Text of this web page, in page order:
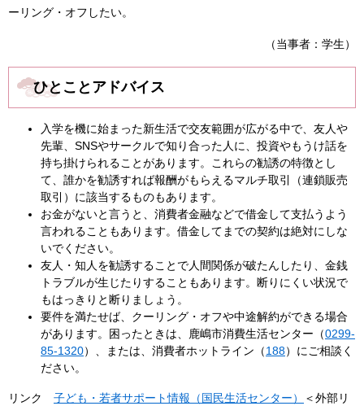
ーリング・オフしたい。
（当事者：学生）
ひとことアドバイス
入学を機に始まった新生活で交友範囲が広がる中で、友人や
先輩、SNSやサークルで知り合った人に、投資やもうけ話を
持ち掛けられることがあります。これらの勧誘の特徴とし
て、誰かを勧誘すれば報酬がもらえるマルチ取引（連鎖販売
取引）に該当するものもあります。
お金がないと言うと、消費者金融などで借金して支払うよう
言われることもあります。借金してまでの契約は絶対にしな
いでください。
友人・知人を勧誘することで人間関係が破たんしたり、金銭
トラブルが生じたりすることもあります。断りにくい状況で
もはっきりと断りましょう。
要件を満たせば、クーリング・オフや中途解約ができる場合
があります。困ったときは、鹿嶋市消費生活センター（0299-
85-1320）、または、消費者ホットライン（188）にご相談く
ださい。
リンク 子ども・若者サポート情報（国民生活センター）
＜外部リ